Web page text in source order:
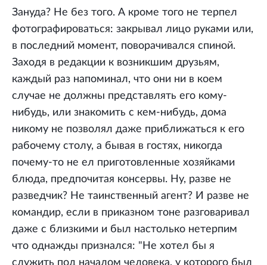
Зануда? Не без того. А кроме того не терпел
фотографироваться: закрывал лицо руками или,
в последний момент, поворачивался спиной.
Заходя в редакции к возникшим друзьям,
каждый раз напоминал, что они ни в коем
случае не должны представлять его кому-
нибудь, или знакомить с кем-нибудь, дома
никому не позволял даже приближаться к его
рабочему столу, а бывая в гостях, никогда
почему-то не ел приготовленные хозяйками
блюда, предпочитая консервы. Ну, разве не
разведчик? Не таинственный агент? И разве не
командир, если в приказном тоне разговаривал
даже с близкими и был настолько нетерпим
что однажды признался: "Не хотел бы я
служить под началом человека, у которого был